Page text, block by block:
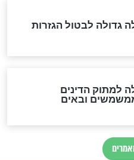
לחשב את הקץ?